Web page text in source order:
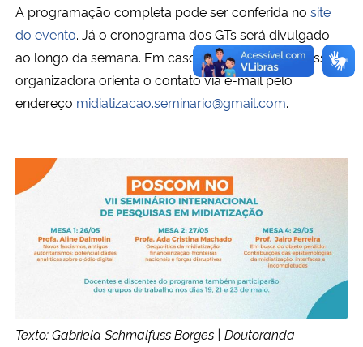
A programação completa pode ser conferida no site
do evento. Já o cronograma dos GTs será divulgado
ao longo da semana. Em caso de dúvidas, a comissão
organizadora orienta o contato via e-mail pelo
endereço midiatizacao.seminario@gmail.com.
Texto: Gabriela Schmalfuss Borges | Doutoranda